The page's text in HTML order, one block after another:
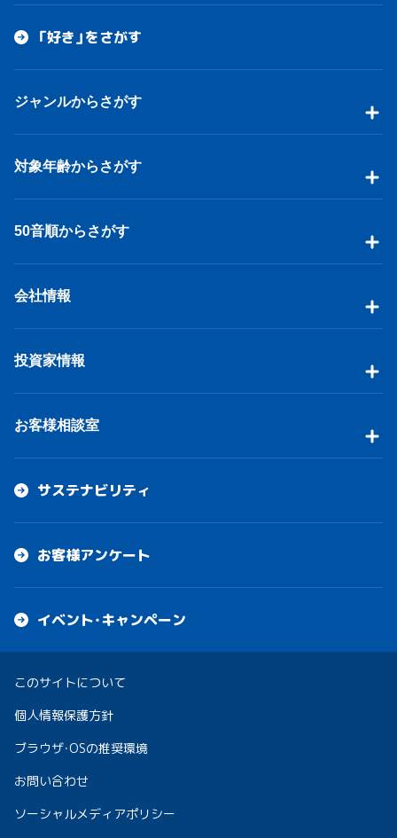
「好き」をさがす
ジャンルからさがす
対象年齢からさがす
50音順からさがす
会社情報
投資家情報
お客様相談室
サステナビリティ
お客様アンケート
イベント・キャンペーン
このサイトについて
個人情報保護方針
ブラウザ・OSの推奨環境
お問い合わせ
ソーシャルメディアポリシー